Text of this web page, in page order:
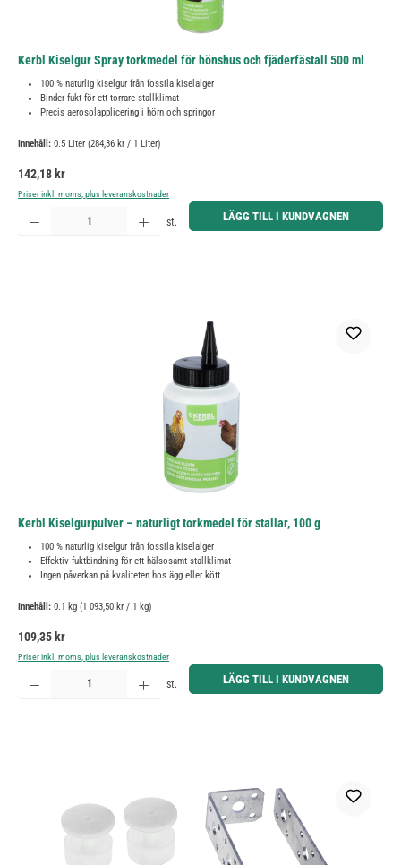
Kerbl Kiselgur Spray torkmedel för hönshus och fjäderfästall 500 ml
100 % naturlig kiselgur från fossila kiselalger
Binder fukt för ett torrare stallklimat
Precis aerosolapplicering i hörn och springor
Innehåll: 0.5 Liter (284,36 kr / 1 Liter)
Ordinarie pris:
142,18 kr
Priser inkl. moms, plus leveranskostnader
Produktkvantitet: Ange önskat belopp eller använd knapparna för att öka eller minska kvantiteten.
st. LÄGG TILL I KUNDVAGNEN
Kerbl Kiselgurpulver – naturligt torkmedel för stallar, 100 g
100 % naturlig kiselgur från fossila kiselalger
Effektiv fuktbindning för ett hälsosamt stallklimat
Ingen påverkan på kvaliteten hos ägg eller kött
Innehåll: 0.1 kg (1 093,50 kr / 1 kg)
Ordinarie pris:
109,35 kr
Priser inkl. moms, plus leveranskostnader
Produktkvantitet: Ange önskat belopp eller använd knapparna för att öka eller minska kvantiteten.
st. LÄGG TILL I KUNDVAGNEN